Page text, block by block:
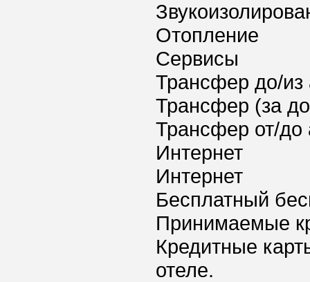
Отопление
Сервисы
Трансфер до/из
Трансфер (за
Трансфер от/до
Интернет
Интернет
Бесплатный
Принимаемые
Кредитные
отеле.